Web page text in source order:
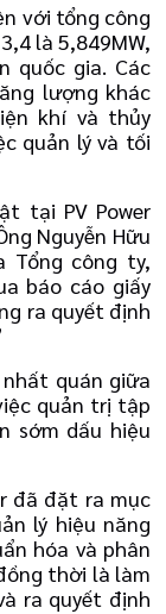
với tổng công
là 5,849MW,
quốc gia. Các
lượng khác
khí và thủy
quản lý và tối
tại PV Power
Nguyễn Hữu
Tổng công ty,
báo cáo giấy
ra quyết định
quán giữa
quản trị tập
sớm dấu hiệu
đã đặt ra mục
lý hiệu năng
hóa và phân
thời là làm
ra quyết định